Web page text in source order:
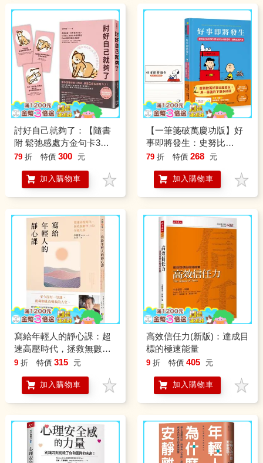
討好自己就夠了：【隨書
附 鬆弛感處方金句卡3張
一組】不是逃避，而是重
科暖男醫生的48則鬆弛感
生活處方
79 折 特價 300 元
加入購物車
【一筆箋破萬慶功版】好
事即將發生：史努比
Snoopy陪你找到自我認
79 折 特價 268 元
加入購物車
寫給年輕人的靜心課：超
速高壓時代，拯救無數學
子的安靜力量
9 折 特價 315 元
加入購物車
高效信任力(新版)：達成目
標的極速能量
9 折 特價 405 元
加入購物車